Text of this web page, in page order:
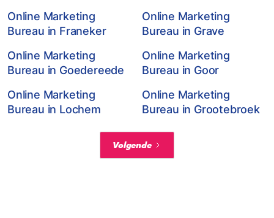
Online Marketing
Bureau in Franeker
Online Marketing
Bureau in Grave
Online Marketing
Bureau in Goedereede
Online Marketing
Bureau in Goor
Online Marketing
Bureau in Lochem
Online Marketing
Bureau in Grootebroek
Volgende